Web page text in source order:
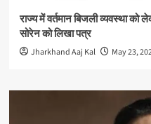
राज्य में वर्तमान बिजली व्यवस्था को
सोरेन को लिखा पत्र
Jharkhand Aaj Kal May 23,